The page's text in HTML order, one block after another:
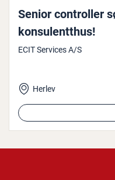
Senior con­trol­ler
kon­su­lent­t­hus!
ECIT Services A/S
Herlev